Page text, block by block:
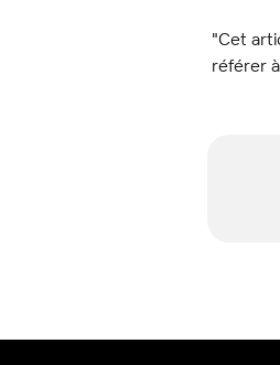
"Cet
référer